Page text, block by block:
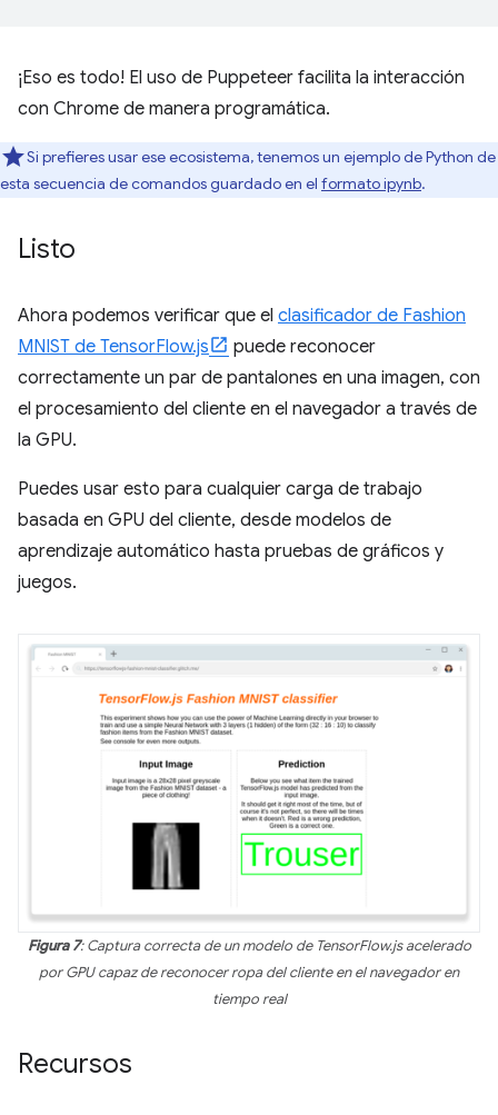
¡Eso es todo! El uso de Puppeteer facilita la interacción
con Chrome de manera programática.
Si prefieres usar ese ecosistema, tenemos un ejemplo de Python de
esta secuencia de comandos guardado en el formato ipynb.
Listo
Ahora podemos verificar que el clasificador de Fashion
MNIST de TensorFlow.js
puede reconocer
correctamente un par de pantalones en una imagen, con
el procesamiento del cliente en el navegador a través de
la GPU.
Puedes usar esto para cualquier carga de trabajo
basada en GPU del cliente, desde modelos de
aprendizaje automático hasta pruebas de gráficos y
juegos.
Figura 7: Captura correcta de un modelo de TensorFlow.js acelerado
por GPU capaz de reconocer ropa del cliente en el navegador en
tiempo real
Recursos